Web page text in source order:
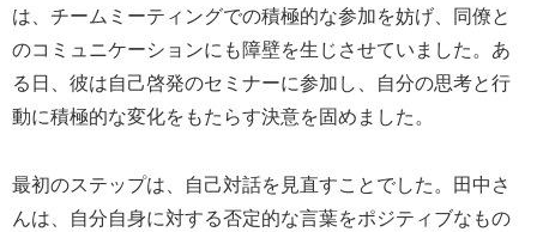
は、チームミーティングでの積極的な参加を妨げ、同僚と
のコミュニケーションにも障壁を生じさせていました。あ
る日、彼は自己啓発のセミナーに参加し、自分の思考と行
動に積極的な変化をもたらす決意を固めました。
最初のステップは、自己対話を見直すことでした。田中さ
んは、自分自身に対する否定的な言葉をポジティブなもの